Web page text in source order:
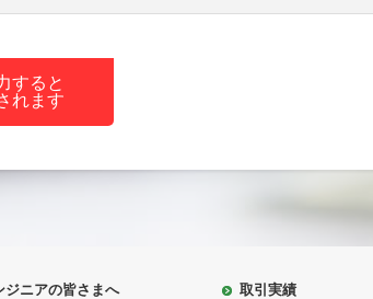
すると
れます
ジニアの皆さまへ
取引実績